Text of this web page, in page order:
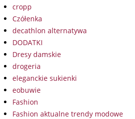
cropp
Czółenka
decathlon alternatywa
DODATKI
Dresy damskie
drogeria
eleganckie sukienki
eobuwie
Fashion
Fashion aktualne trendy modowe